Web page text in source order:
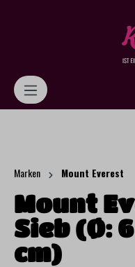
Marken Mount Everest
Mount
Sieb (Ø: 6
cm)